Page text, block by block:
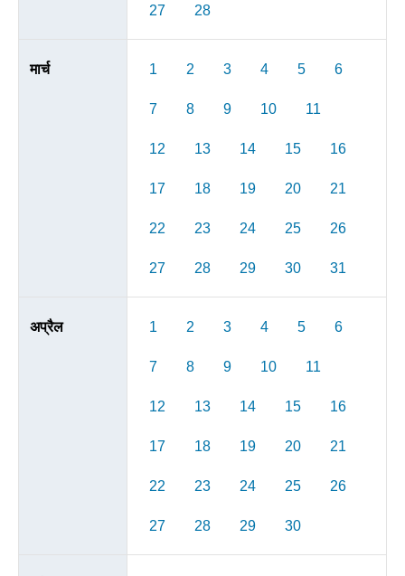
27 28
मार्च 1 2 3 4 5 6
7 8 9 10 11
12 13 14 15 16
17 18 19 20 21
22 23 24 25 26
27 28 29 30 31
अप्रैल 1 2 3 4 5 6
7 8 9 10 11
12 13 14 15 16
17 18 19 20 21
22 23 24 25 26
27 28 29 30